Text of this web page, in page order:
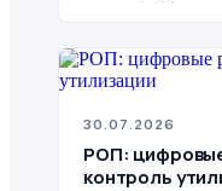
30.07.2026
РОП:
контроль